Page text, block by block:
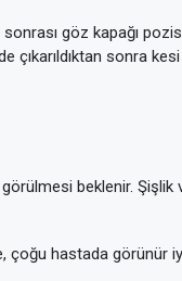
göz kapağı
çıkarıldıktan sonra
beklenir.
çoğu hastada